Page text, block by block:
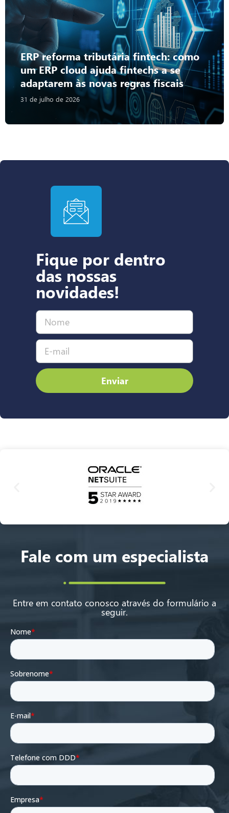
ERP reforma tributária fintech: como
um ERP cloud ajuda fintechs a se
adaptarem às novas regras fiscais
31 de julho de 2026
Fique por dentro
das nossas
novidades!
Enviar
Fale com um especialista
Entre em contato conosco através do formulário a
seguir.